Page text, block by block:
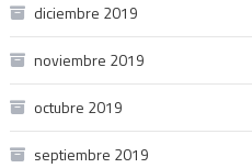
diciembre 2019
noviembre 2019
octubre 2019
septiembre 2019